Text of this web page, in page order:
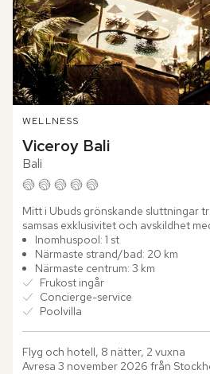
WELLNESS
Viceroy Bali
Bali
Mitt i Ubuds grönskande sluttningar
samsas exklusivitet och avskildhet
atmosfär där fågelkvitter ersätter
Inomhuspool: 1 st
Närmaste strand/bad: 20 km
Närmaste centrum: 3 km
Frukost ingår
Concierge-service
Poolvilla
Flyg och hotell, 8 nätter, 2 vuxna
Avresa 3 november 2026 från